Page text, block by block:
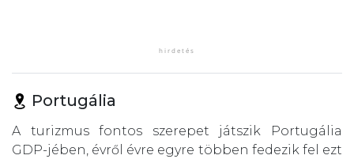
Portugália
A turizmus fontos szerepet játszik Portugália
GDP-jében, évről évre egyre többen fedezik fel ezt